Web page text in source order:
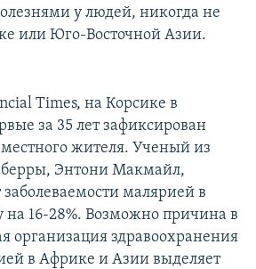
у людей, никогда не
или Юго-Восточной Азии.
Times, на Корсике в
за 35 лет зафиксирован
жителя. Ученый из
Энтони Макмайл,
заболеваемости малярией в
на 16-28%. Возможно причина в
организация здравоохранения
в Африке и Азии выделяет